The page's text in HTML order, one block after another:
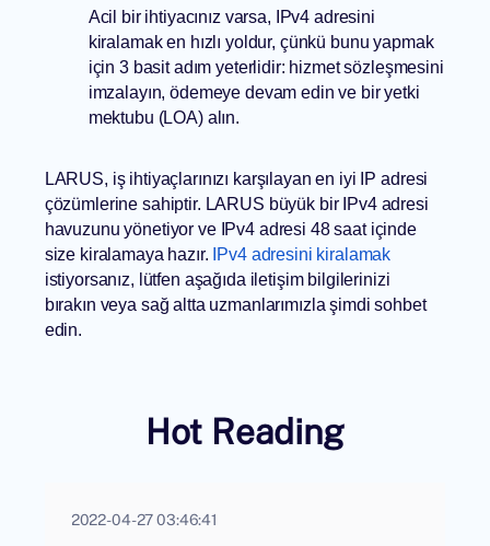
Acil bir ihtiyacınız varsa, IPv4 adresini
kiralamak en hızlı yoldur, çünkü bunu yapmak
için 3 basit adım yeterlidir: hizmet sözleşmesini
imzalayın, ödemeye devam edin ve bir yetki
mektubu (LOA) alın.
LARUS, iş ihtiyaçlarınızı karşılayan en iyi IP adresi
çözümlerine sahiptir. LARUS büyük bir IPv4 adresi
havuzunu yönetiyor ve IPv4 adresi 48 saat içinde
size kiralamaya hazır. IPv4 adresini kiralamak
istiyorsanız, lütfen aşağıda iletişim bilgilerinizi
bırakın veya sağ altta uzmanlarımızla şimdi sohbet
edin.
Hot Reading
2022-04-27 03:46:41